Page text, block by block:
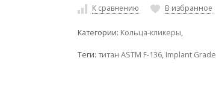
К сравнению В избранное
Категории: Кольца-кликеры,
Теги: титан ASTM F-136, Implant Grade